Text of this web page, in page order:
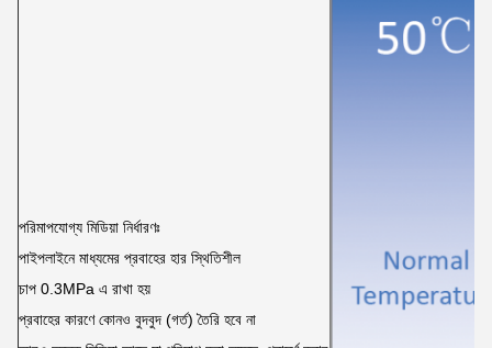
পরিমাপযোগ্য মিডিয়া নির্ধারণঃ
পাইপলাইনে মাধ্যমের প্রবাহের হার স্থিতিশীল
চাপ 0.3MPa এ রাখা হয়
প্রবাহের কারণে কোনও বুদবুদ (গর্ত) তৈরি হবে না